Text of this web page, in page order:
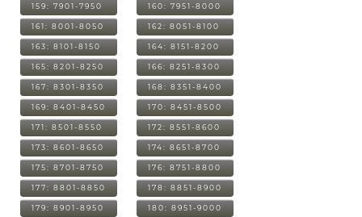
159: 7901-7950 160: 7951-8000
161: 8001-8050 162: 8051-8100
163: 8101-8150 164: 8151-8200
165: 8201-8250 166: 8251-8300
167: 8301-8350 168: 8351-8400
169: 8401-8450 170: 8451-8500
171: 8501-8550 172: 8551-8600
173: 8601-8650 174: 8651-8700
175: 8701-8750 176: 8751-8800
177: 8801-8850 178: 8851-8900
179: 8901-8950 180: 8951-9000